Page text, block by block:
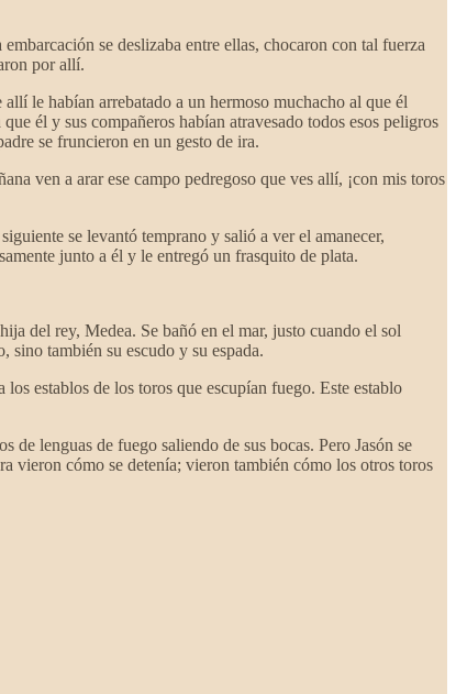
se deslizaba entre ellas, chocaron con tal fuerza
por allí.
le habían arrebatado a un hermoso muchacho al que él
él y sus compañeros habían atravesado todos esos peligros
se fruncieron en un gesto de ira.
ven a arar ese campo pedregoso que ves allí, ¡con mis toros
se levantó temprano y salió a ver el amanecer,
junto a él y le entregó un frasquito de plata.
del rey, Medea. Se bañó en el mar, justo cuando el sol
sino también su escudo y su espada.
establos de los toros que escupían fuego. Este establo
de lenguas de fuego saliendo de sus bocas. Pero Jasón se
vieron cómo se detenía; vieron también cómo los otros toros